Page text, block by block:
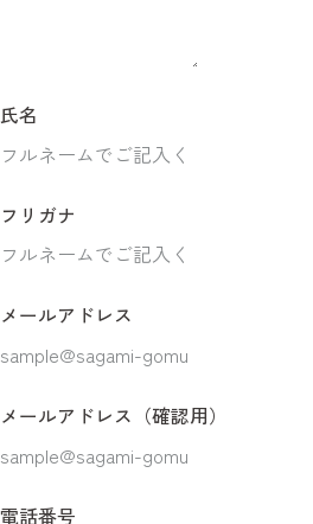
氏名
フリガナ
メールアドレス
メールアドレス（確認用）
電話番号